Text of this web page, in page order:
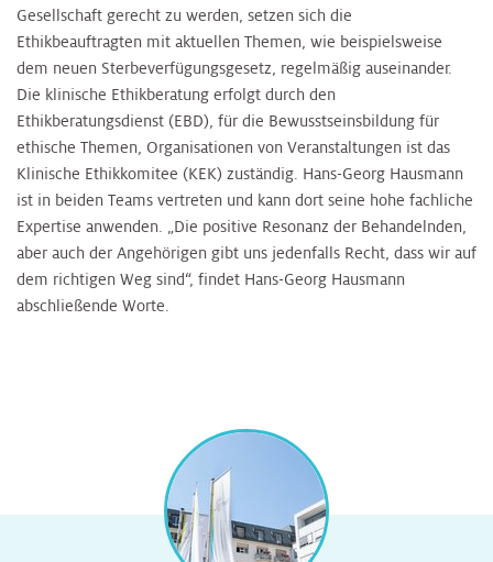
Gesellschaft gerecht zu werden, setzen sich die
Ethikbeauftragten mit aktuellen Themen, wie beispielsweise
dem neuen Sterbeverfügungsgesetz, regelmäßig auseinander.
Die klinische Ethikberatung erfolgt durch den
Ethikberatungsdienst (EBD), für die Bewusstseinsbildung für
ethische Themen, Organisationen von Veranstaltungen ist das
Klinische Ethikkomitee (KEK) zuständig. Hans-Georg Hausmann
ist in beiden Teams vertreten und kann dort seine hohe fachliche
Expertise anwenden. „Die positive Resonanz der Behandelnden,
aber auch der Angehörigen gibt uns jedenfalls Recht, dass wir auf
dem richtigen Weg sind“, findet Hans-Georg Hausmann
abschließende Worte.